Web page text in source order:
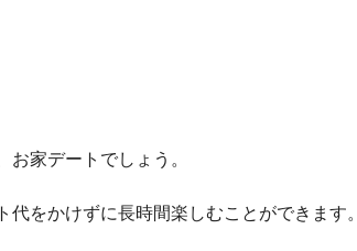
家デートでしょう。
をかけずに長時間楽しむことができます。